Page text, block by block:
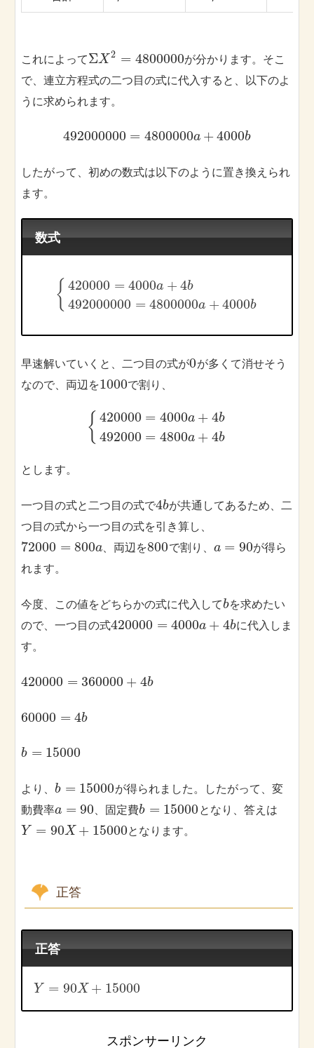
これによってΣX2 = 4800000が分かります。そこ
で、連立方程式の二つ目の式に代入すると、以下のよ
うに求められます。
492000000 = 4800000a +4000b
したがって、初めの数式は以下のように置き換えられ
ます。
数式
{ 420000 = 4000a + 4b
492000000 = 4800000a + 4000b
早速解いていくと、二つ目の式が0が多くて消せそう
なので、両辺を1000で割り、
{ 420000 = 4000a + 4b
492000 = 4800a + 4b
とします。
一つ目の式と二つ目の式で4bが共通してあるため、二
つ目の式から一つ目の式を引き算し、
72000 = 800a、両辺を800で割り、 a = 90が得ら
れます。
今度、この値をどちらかの式に代入してbを求めたい
ので、一つ目の式420000 = 4000a + 4bに代入しま
す。
420000 = 360000 + 4b
60000 = 4b
b = 15000
より、 b = 15000が得られました。したがって、変
動費率a = 90、固定費b = 15000となり、答えは
Y = 90X + 15000となります。
正答
正答
Y = 90X + 15000
スポンサーリンク